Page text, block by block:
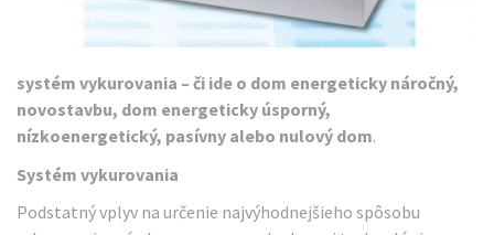
systém vykurovania – či ide o dom energeticky náročný,
novostavbu, dom energeticky úsporný,
nízkoenergetický, pasívny alebo nulový dom.
Systém vykurovania
Podstatný vplyv na určenie najvýhodnejšieho spôsobu